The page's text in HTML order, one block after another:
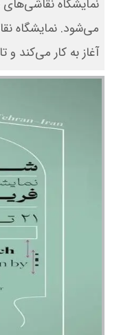
آغاز به کار می‌کند و تا ۲۵ خرداد ادامه خواهد داشت.